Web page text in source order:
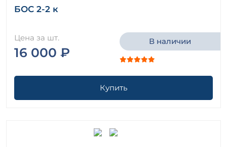
БОС 2-2 к
Цена за шт.
16 000 ₽
В наличии
Купить